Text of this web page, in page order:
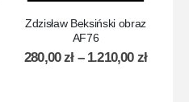
Zdzisław Beksiński obraz
AF76
280,00zł – 1.210,00 zł